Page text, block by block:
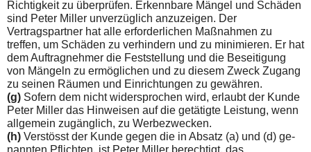
Richtigkeit zu überprüfen. Erkennbare Mängel und Schäden
sind Peter Miller unverzüglich anzuzeigen. Der
Vertragspartner hat alle erforderlichen Maßnahmen zu
treffen, um Schäden zu verhindern und zu minimieren. Er hat
dem Auftragnehmer die Feststellung und die Beseitigung
von Mängeln zu ermöglichen und zu diesem Zweck Zugang
zu seinen Räumen und Einrich­tungen zu gewähren.
(g) Sofern dem nicht widersprochen wird, erlaubt der Kunde
Peter Miller das Hinweisen auf die getätigte Leistung, wenn
allge­mein zugänglich, zu Werbezwecken.
(h) Verstösst der Kunde gegen die in Absatz (a) und (d) ge­
nannten Pflichten, ist Peter Miller berechtigt, das